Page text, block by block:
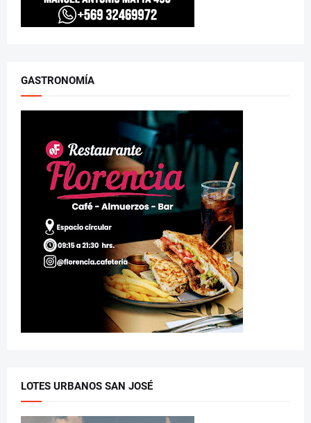
GASTRONOMÍA
LOTES URBANOS SAN JOSÉ